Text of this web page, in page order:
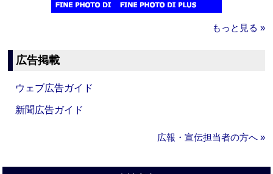
もっと見る »
広告掲載
ウェブ広告ガイド
新聞広告ガイド
広報・宣伝担当者の方へ »